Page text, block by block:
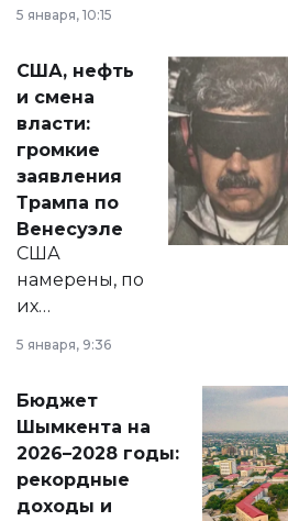
сразу несколько
актуальных тем —
от слухов о
политических
реформах до
вопросов армии,
экономики и
личного здоровья.
5 января, 10:15
США, нефть
и смена
власти:
громкие
заявления
Трампа по
Венесуэле
США
намерены, по
их
принести
народу
Венесуэлы.
5 января, 9:36
Бюджет
Шымкента на
2026–2028 годы:
рекордные
доходы и